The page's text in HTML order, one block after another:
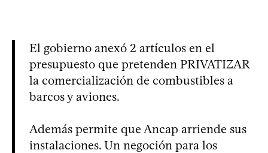
El gobierno anexó 2 artículos en el
presupuesto que pretenden PRIVATIZAR
la comercialización de combustibles a
barcos y aviones.
Además permite que Ancap arriende sus
instalaciones. Un negoción para los